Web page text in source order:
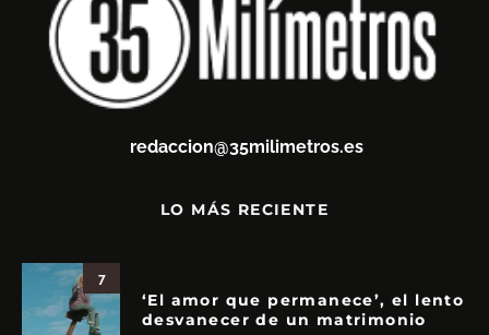
redaccion@35milimetros.es
LO MÁS RECIENTE
7
‘El amor que permanece’, el lento
desvanecer de un matrimonio